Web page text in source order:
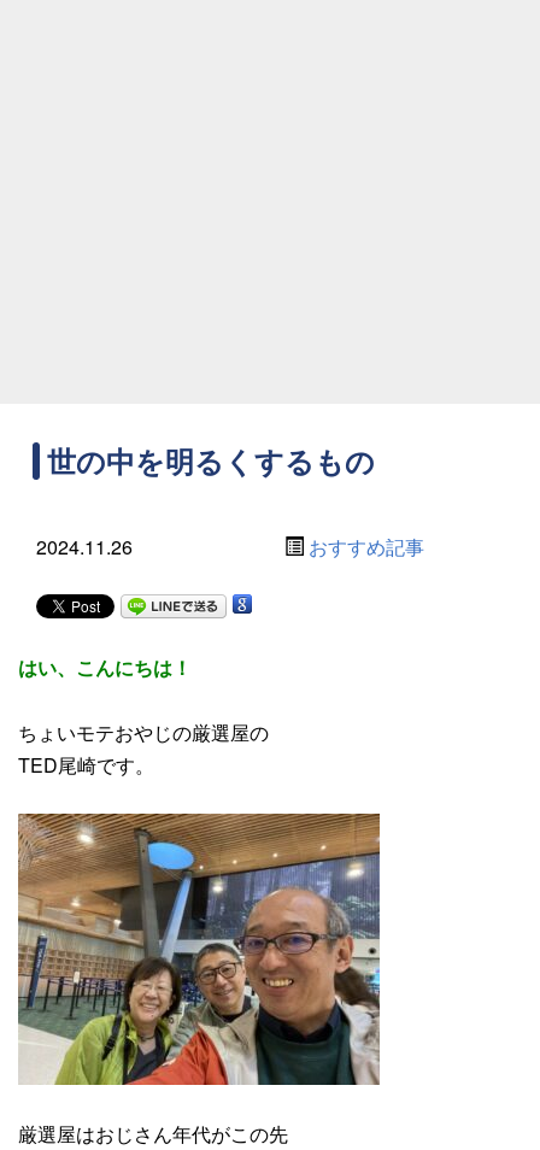
世の中を明るくするもの
2024.11.26 おすすめ記事
はい、こんにちは！
ちょいモテおやじの厳選屋の
TED尾崎です。
厳選屋はおじさん年代がこの先